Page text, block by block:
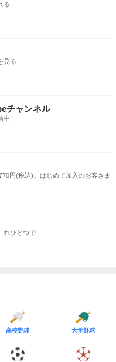
る
見る
チャンネル
！
円(税込)。はじめて加入のお客さま
れひとつで
高校野球 大学野球